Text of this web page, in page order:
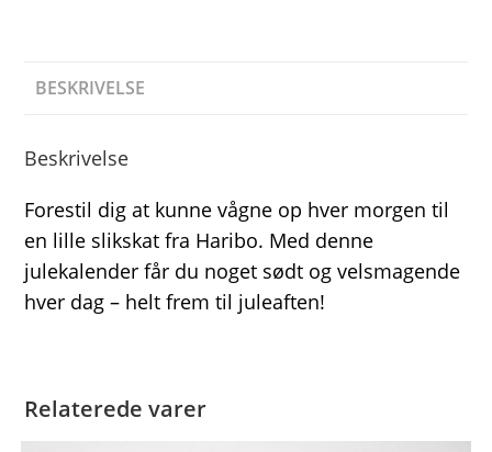
BESKRIVELSE
Beskrivelse
Forestil dig at kunne vågne op hver morgen til
en lille slikskat fra Haribo. Med denne
julekalender får du noget sødt og velsmagende
hver dag – helt frem til juleaften!
Relaterede varer